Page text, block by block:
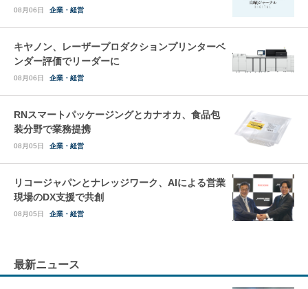
08月06日 企業・経営
キヤノン、レーザープロダクションプリンターベ
ンダー評価でリーダーに
08月06日 企業・経営
RNスマートパッケージングとカナオカ、食品包
装分野で業務提携
08月05日 企業・経営
リコージャパンとナレッジワーク、AIによる営業
現場のDX支援で共創
08月05日 企業・経営
最新ニュース